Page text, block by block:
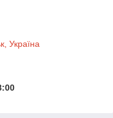
Україна